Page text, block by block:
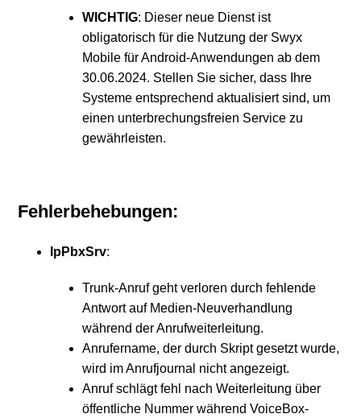
WICHTIG: Dieser neue Dienst ist
obligatorisch für die Nutzung der Swyx
Mobile für Android-Anwendungen ab dem
30.06.2024. Stellen Sie sicher, dass Ihre
Systeme entsprechend aktualisiert sind, um
einen unterbrechungsfreien Service zu
gewährleisten.
Fehlerbehebungen:
IpPbxSrv:
Trunk-Anruf geht verloren durch fehlende
Antwort auf Medien-Neuverhandlung
während der Anrufweiterleitung.
Anrufername, der durch Skript gesetzt wurde,
wird im Anrufjournal nicht angezeigt.
Anruf schlägt fehl nach Weiterleitung über
öffentliche Nummer während VoiceBox-